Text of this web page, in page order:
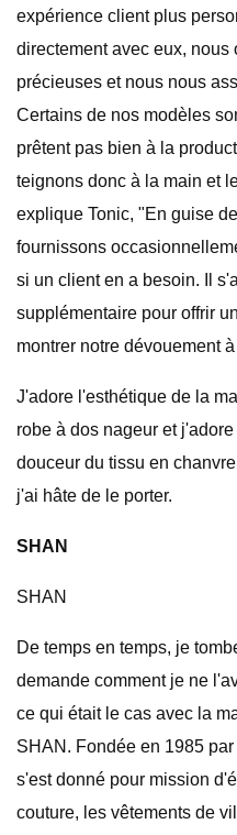
expérience client plus
directement avec eux,
précieuses et nous nous
Certains de nos modèles
prêtent pas bien à la
teignons donc à la main et
explique Tonic, "En guise
fournissons
si un client en a besoin. Il
supplémentaire pour offrir
montrer notre dévouement
J'adore l'esthétique de la
robe à dos nageur et
douceur du tissu en
j'ai hâte de le porter.
SHAN
SHAN
De temps en temps, je
demande comment je ne
ce qui était le cas avec la
SHAN. Fondée en 1985
s'est donné pour mission
couture, les vêtements de